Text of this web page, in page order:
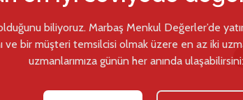
biliyoruz. Marbaş Menkul Değerler’de
ve bir müşteri temsilcisi olmak üzere en az iki
uzmanlarımıza günün her anında